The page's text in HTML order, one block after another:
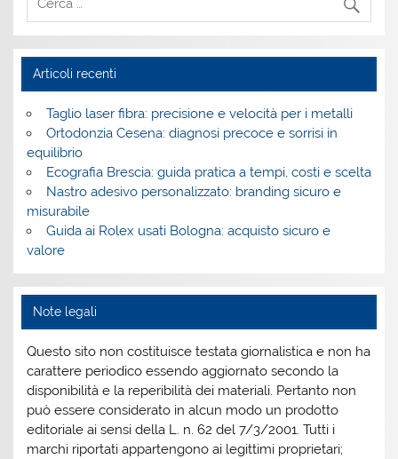
Articoli recenti
Taglio laser fibra: precisione e velocità per i metalli
Ortodonzia Cesena: diagnosi precoce e sorrisi in
equilibrio
Ecografia Brescia: guida pratica a tempi, costi e scelta
Nastro adesivo personalizzato: branding sicuro e
misurabile
Guida ai Rolex usati Bologna: acquisto sicuro e
valore
Note legali
Questo sito non costituisce testata giornalistica e non ha
carattere periodico essendo aggiornato secondo la
disponibilità e la reperibilità dei materiali. Pertanto non
può essere considerato in alcun modo un prodotto
editoriale ai sensi della L. n. 62 del 7/3/2001. Tutti i
marchi riportati appartengono ai legittimi proprietari;